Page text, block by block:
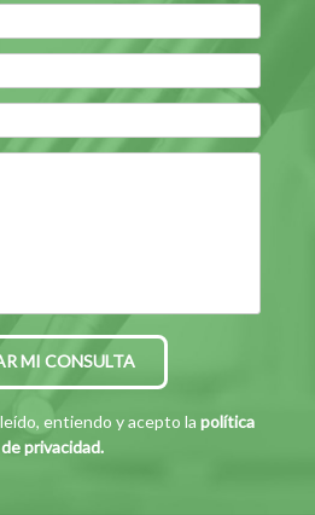
vacío.
entiendo y acepto la política
de privacidad.